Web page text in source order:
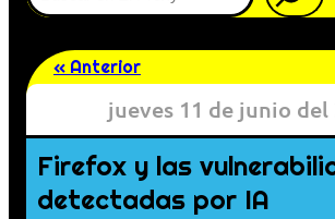
« Anterior
jueves 11 de junio del
Firefox y las
detectadas por IA